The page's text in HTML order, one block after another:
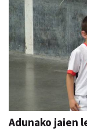
Adunako jaien